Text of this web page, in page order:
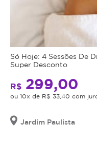
Só Hoje: 4 Sessões De
Super Desconto
R$ 299,00
ou 10x de R$ 33,40 com
Jardim Paulista